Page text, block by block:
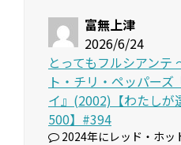
富無上津
2026/6/24
とってもフルシアンテ
ト・チリ・ペッパーズ
イ』(2002)【わたしが
500】#394
2024年にレッド・ホッ